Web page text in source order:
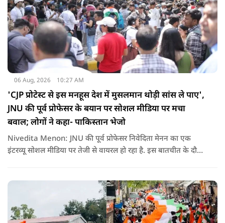
06 Aug, 2026 10:27 AM
'CJP प्रोटेस्ट से इस मनहूस देश में मुसलमान थोड़ी सांस ले पाए',
JNU की पूर्व प्रोफेसर के बयान पर सोशल मीडिया पर मचा
बवाल; लोगों ने कहा- पाकिस्तान भेजो
Nivedita Menon: JNU की पूर्व प्रोफेसर निवेदिता मेनन का एक
इंटरव्यू सोशल मीडिया पर तेजी से वायरल हो रहा है. इस बातचीत के दौरान
ज्यादा विवाद खड़ा कर दिया.